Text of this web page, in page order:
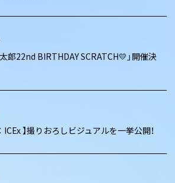
太郎22nd BIRTHDAY SCRATCH💛」開催決
】撮りおろしビジュアルを一挙公開！